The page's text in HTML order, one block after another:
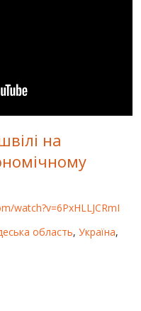
на
watch?v=6PxHLLJCRmI
область, Україна,